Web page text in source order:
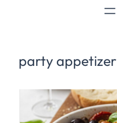
party appetizer